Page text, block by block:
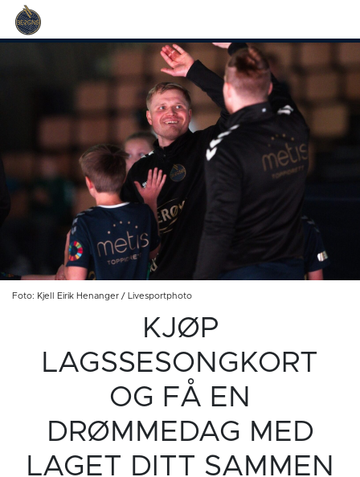
Foto: Kjell Eirik Henanger / Livesportphoto
KJØP
LAGSSESONGKORT
OG FÅ EN
DRØMMEDAG MED
LAGET DITT SAMMEN